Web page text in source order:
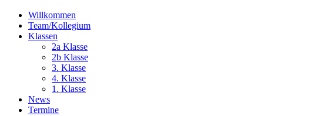
Willkommen
Team/Kollegium
Klassen
2a Klasse
2b Klasse
3. Klasse
4. Klasse
1. Klasse
News
Termine